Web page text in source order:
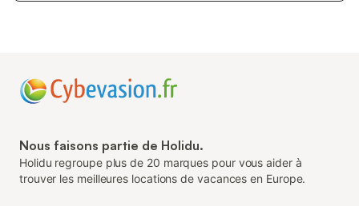
Nous faisons partie de Holidu.
Holidu regroupe plus de 20 marques pour vous aider à
trouver les meilleures locations de vacances en Europe.